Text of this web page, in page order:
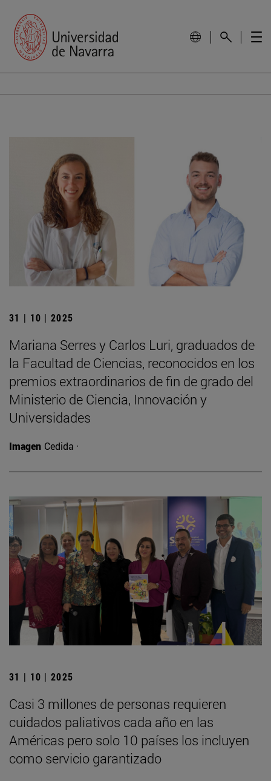
31 | 10 | 2025
Mariana Serres y Carlos Luri, graduados de
la Facultad de Ciencias, reconocidos en los
premios extraordinarios de fin de grado del
Ministerio de Ciencia, Innovación y
Universidades
Imagen Cedida ·
31 | 10 | 2025
Casi 3 millones de personas requieren
cuidados paliativos cada año en las
Américas pero solo 10 países los incluyen
como servicio garantizado